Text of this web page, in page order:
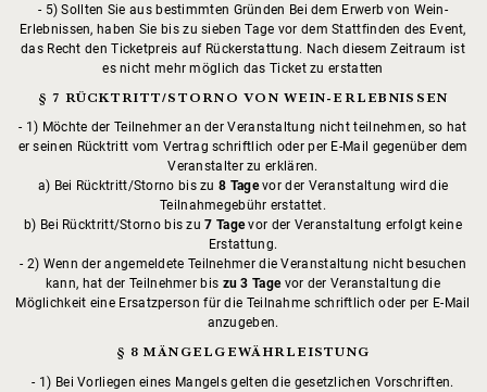
5) Sollten Sie aus bestimmten Gründen Bei dem Erwerb von Wein-
Erlebnissen, haben Sie bis zu sieben Tage vor dem Stattfinden des Event,
das Recht den Ticketpreis auf Rückerstattung. Nach diesem Zeitraum ist
es nicht mehr möglich das Ticket zu erstatten
§ 7 RÜCKTRITT/STORNO VON WEIN-ERLEBNISSEN
1) Möchte der Teilnehmer an der Veranstaltung nicht teilnehmen, so hat
er seinen Rücktritt vom Vertrag schriftlich oder per E-Mail gegenüber dem
Veranstalter zu erklären.
a) Bei Rücktritt/Storno bis zu 8 Tagevor der Veranstaltung wird die
Teilnahmegebühr erstattet.
b) Bei Rücktritt/Storno bis zu7 Tagevor der Veranstaltung erfolgt keine
Erstattung.
2) Wenn der angemeldete Teilnehmer die Veranstaltung nicht besuchen
kann, hat der Teilnehmer bis zu 3 Tagevor der Veranstaltung die
Möglichkeit eine Ersatzperson für die Teilnahme schriftlich oder per E-Mail
anzugeben.
§ 8 MÄNGELGEWÄHRLEISTUNG
1) Bei Vorliegen eines Mangels gelten die gesetzlichen Vorschriften.